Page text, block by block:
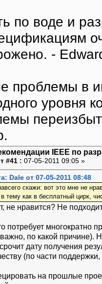
по воде и
-
проблемы в
уровня
IEEE по
#41 : 07-05-2011 09:05 »
Dale от 07-05-2011 08:48
скажи: вот это мне не
тему как в бесплатный цирк,
не нравится? Не
потребует многократно
по какой причине).
дату получения
(по части
на прошлые